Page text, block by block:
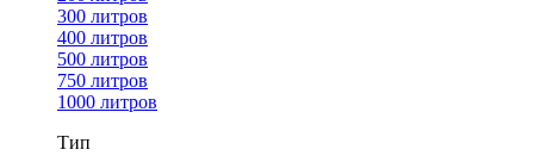
300 литров
400 литров
500 литров
750 литров
1000 литров
Тип